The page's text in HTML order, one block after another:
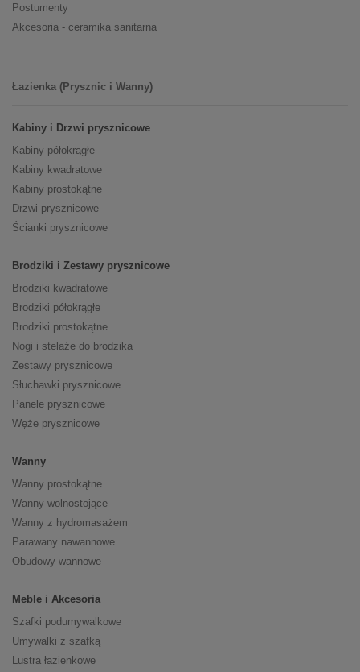
Postumenty
Akcesoria - ceramika sanitarna
Łazienka (Prysznic i Wanny)
Kabiny i Drzwi prysznicowe
Kabiny półokrągłe
Kabiny kwadratowe
Kabiny prostokątne
Drzwi prysznicowe
Ścianki prysznicowe
Brodziki i Zestawy prysznicowe
Brodziki kwadratowe
Brodziki półokrągłe
Brodziki prostokątne
Nogi i stelaże do brodzika
Zestawy prysznicowe
Słuchawki prysznicowe
Panele prysznicowe
Węże prysznicowe
Wanny
Wanny prostokątne
Wanny wolnostojące
Wanny z hydromasażem
Parawany nawannowe
Obudowy wannowe
Meble i Akcesoria
Szafki podumywalkowe
Umywalki z szafką
Lustra łazienkowe